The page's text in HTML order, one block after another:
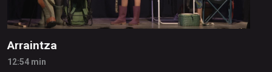
Arraintza
12:54 min